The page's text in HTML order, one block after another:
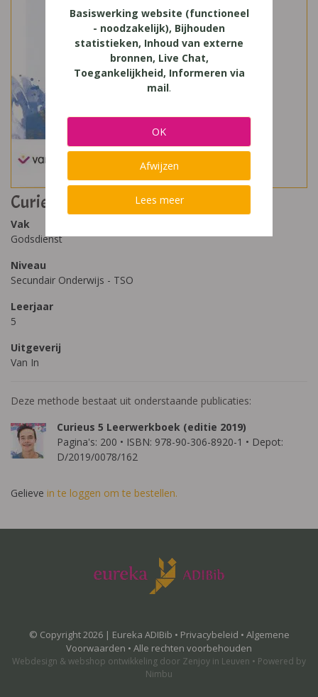
Curieus (editie 2019) 5
Vak
Godsdienst
Niveau
Secundair Onderwijs - TSO
Leerjaar
5
Uitgeverij
Van In
Deze methode bestaat uit onderstaande publicaties:
Curieus 5 Leerwerkboek (editie 2019)
Pagina's: 200 • ISBN: 978-90-306-8920-1 • Depot:
D/2019/0078/162
Gelieve in te loggen om te bestellen.
© Copyright 2026 | Eureka ADIBib • Privacybeleid • Algemene
Voorwaarden • Alle rechten voorbehouden
Webdesign & webshop ontwikkeling door Zenjoy in Leuven • Powered by
Nimbu
Basiswerking website (functioneel
- noodzakelijk), Bijhouden
statistieken, Inhoud van externe
bronnen, Live Chat,
Toegankelijkheid, Informeren via
mail.
OK
Afwijzen
Lees meer